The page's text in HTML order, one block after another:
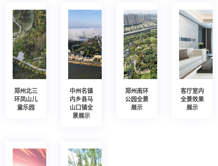
郑州北三
环凤山儿
童乐园
中州名镇
内乡县马
山口镇全
景展示
郑州南环
公园全景
展示
客厅室内
全景效果
展示